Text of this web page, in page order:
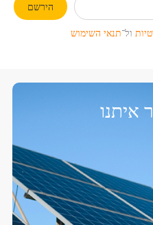
הירשם
ול־תנאי השימוש
איתנו